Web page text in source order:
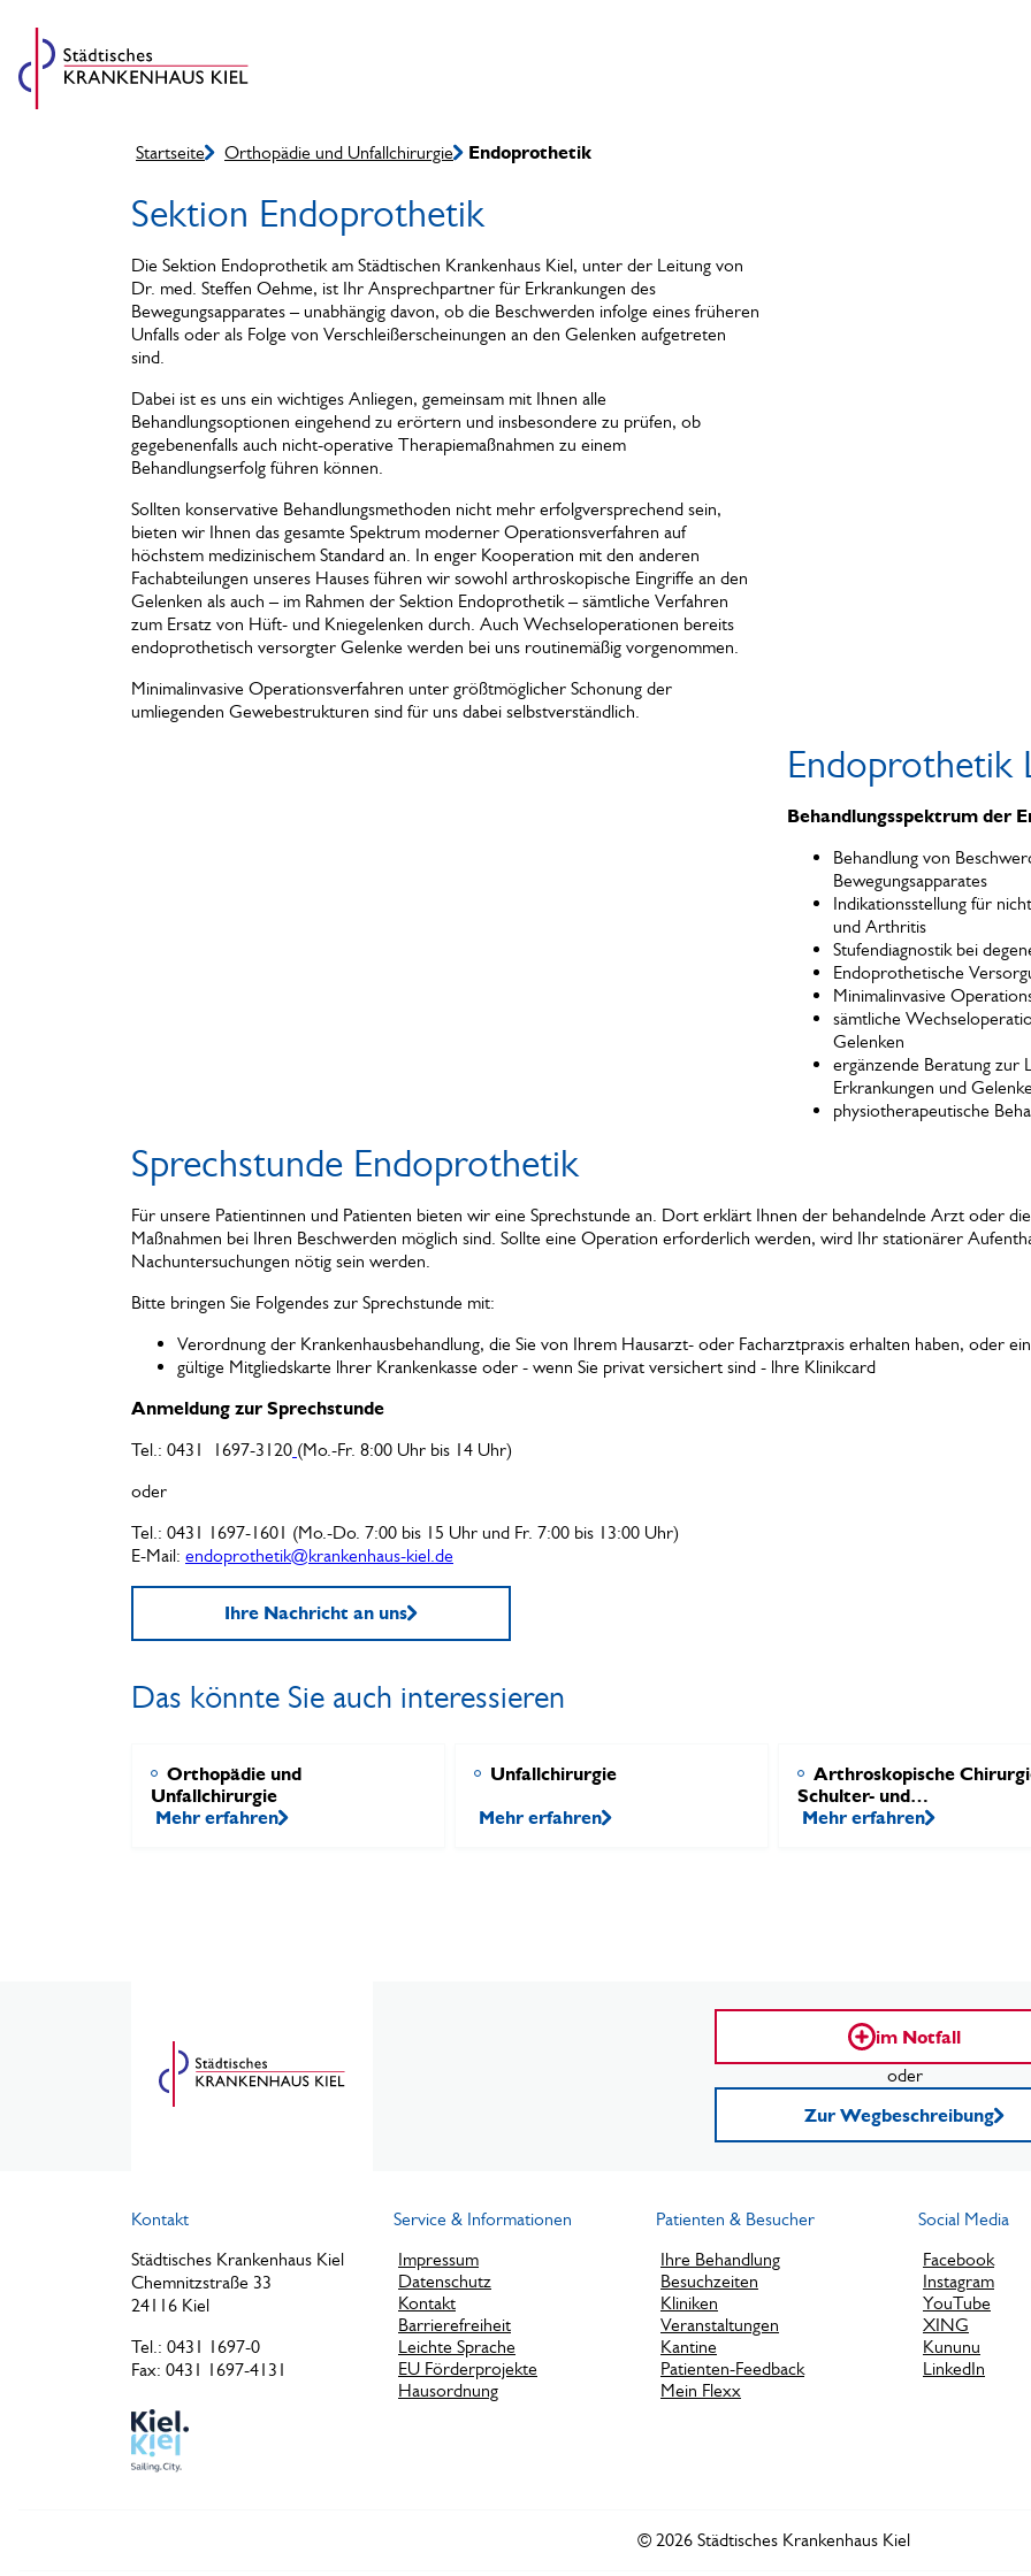
Startseite Orthopädie und Unfallchirurgie Endoprothetik
Sektion Endoprothetik
Die Sektion Endoprothetik am Städtischen Krankenhaus Kiel, unter der Leitung von
Dr. med. Steffen Oehme, ist Ihr Ansprechpartner für Erkrankungen des
Bewegungsapparates – unabhängig davon, ob die Beschwerden infolge eines früheren
Unfalls oder als Folge von Verschleißerscheinungen an den Gelenken aufgetreten
sind.
Dabei ist es uns ein wichtiges Anliegen, gemeinsam mit Ihnen alle
Behandlungsoptionen eingehend zu erörtern und insbesondere zu prüfen, ob
gegebenenfalls auch nicht-operative Therapiemaßnahmen zu einem
Behandlungserfolg führen können.
Sollten konservative Behandlungsmethoden nicht mehr erfolgversprechend sein,
bieten wir Ihnen das gesamte Spektrum moderner Operationsverfahren auf
höchstem medizinischem Standard an. In enger Kooperation mit den anderen
Fachabteilungen unseres Hauses führen wir sowohl arthroskopische Eingriffe an den
Gelenken als auch – im Rahmen der Sektion Endoprothetik – sämtliche Verfahren
zum Ersatz von Hüft- und Kniegelenken durch. Auch Wechseloperationen bereits
endoprothetisch versorgter Gelenke werden bei uns routinemäßig vorgenommen.
Minimalinvasive Operationsverfahren unter größtmöglicher Schonung der
umliegenden Gewebestrukturen sind für uns dabei selbstverständlich.
Endoprothetik
Behandlungsspektrum der
Behandlung von
Bewegungsapparates
Indikationsstellung für
und Arthritis
Stufendiagnostik bei
Endoprothetische
Minimalinvasive
sämtliche
Gelenken
ergänzende Beratung zur
Erkrankungen und
physiotherapeutische
Sprechstunde Endoprothetik
Für unsere Patientinnen und Patienten bieten wir eine Sprechstunde an. Dort erklärt Ihnen der behandelnde Arzt oder
Maßnahmen bei Ihren Beschwerden möglich sind. Sollte eine Operation erforderlich werden, wird Ihr stationärer
Nachuntersuchungen nötig sein werden.
Bitte bringen Sie Folgendes zur Sprechstunde mit:
Verordnung der Krankenhausbehandlung, die Sie von Ihrem Hausarzt- oder Facharztpraxis erhalten haben, oder
gültige Mitgliedskarte lhrer Krankenkasse oder - wenn Sie privat versichert sind - lhre Klinikcard
Anmeldung zur Sprechstunde
Tel.: 0431 1697-3120 (Mo.-Fr. 8:00 Uhr bis 14 Uhr)
oder
Tel.: 0431 1697-1601 (Mo.-Do. 7:00 bis 15 Uhr und Fr. 7:00 bis 13:00 Uhr)
E-Mail: endoprothetik@krankenhaus-kiel.de
Ihre Nachricht an uns
Das könnte Sie auch interessieren
Orthopädie und
Unfallchirurgie
Mehr erfahren
Unfallchirurgie
Mehr erfahren
Arthroskopische
Schulter- und
Sporttraumatologie
Mehr erfahren
im Notfall
oder
Zur Wegbeschreibung
Kontakt
Städtisches Krankenhaus Kiel
Chemnitzstraße 33
24116 Kiel
Tel.: 0431 1697-0
Fax: 0431 1697-4131
Service & Informationen
Impressum
Datenschutz
Kontakt
Barrierefreiheit
Leichte Sprache
EU Förderprojekte
Hausordnung
Patienten & Besucher
Ihre Behandlung
Besuchzeiten
Kliniken
Veranstaltungen
Kantine
Patienten-Feedback
Mein Flexx
Social Media
Facebook
Instagram
YouTube
XING
Kununu
LinkedIn
© 2026 Städtisches Krankenhaus Kiel